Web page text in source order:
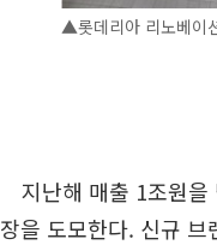
▲롯데리아 리노베이
지난해 매출 1조원을
장을 도모한다. 신규